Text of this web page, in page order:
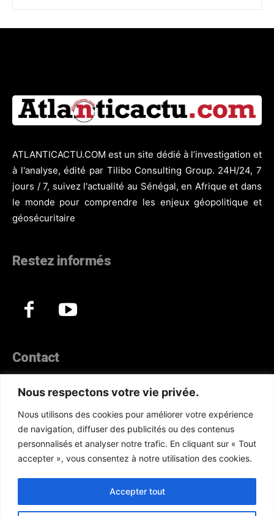
Nous respectons votre vie privée.
Nous utilisons des cookies pour améliorer votre expérience
de navigation, diffuser des publicités ou des contenus
personnalisés et analyser notre trafic. En cliquant sur « Tout
accepter », vous consentez à notre utilisation des cookies.
Accepter tout
ATLANTICACTU.COM est un site dédié à l’investigation et
à l'analyse, édité par Tilibo Consulting Group. 24H/24, 7
jours / 7, suivez l'actualité au Sénégal, en Afrique et dans
le monde pour comprendre les enjeux géopolitique et
géosécuritaire
Restez informés
Contact
Téléphone :(+221) 70 330 86 87‬
WhatsApp : (+33) 6 52 17 85 46
E-mail : redaction@atlanticactu.com
E-mail : commercial@atlanticactu.com
Nous écrire Qui sommes-nous ?